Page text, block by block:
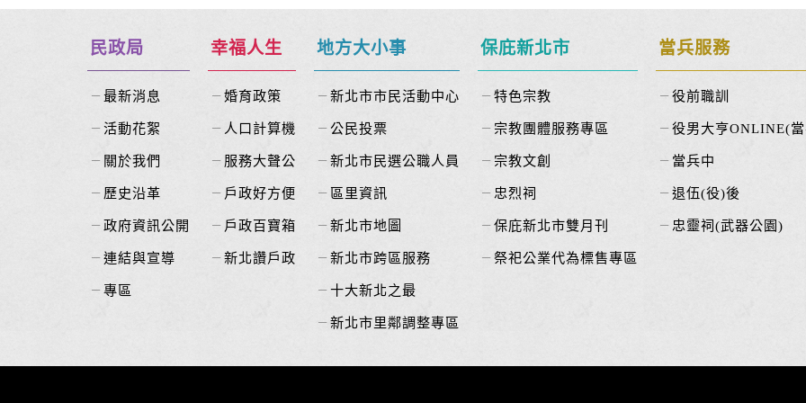
民政局
最新消息
活動花絮
關於我們
歷史沿革
政府資訊公開
連結與宣導
專區
幸福人生
婚育政策
人口計算機
服務大聲公
戶政好方便
戶政百寶箱
新北讚戶政
地方大小事
新北市市民活動中心
公民投票
新北市民選公職人員
區里資訊
新北市地圖
新北市跨區服務
十大新北之最
新北市里鄰調整專區
保庇新北市
特色宗教
宗教團體服務專區
宗教文創
忠烈祠
保庇新北市雙月刊
祭祀公業代為標售專區
當兵服務
役前職訓
役男大亨ONLINE(
當兵中
退伍(役)後
忠靈祠(武器公園)